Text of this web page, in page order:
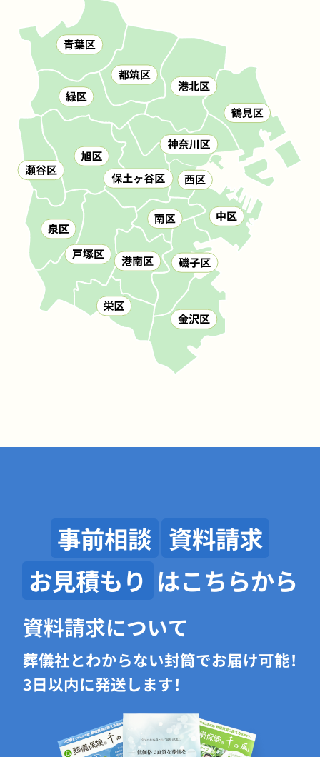
事前相談 資料請求
お見積もり はこちらから
資料請求について
葬儀社とわからない封筒でお届け可能！
3日以内に発送します！